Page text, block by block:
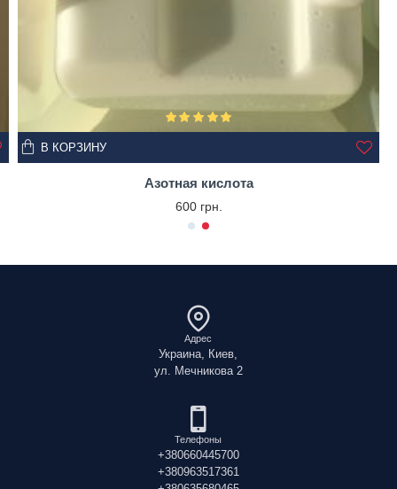
Азотная кислота
600 грн.
В КОРЗИНУ
Адрес
Украина, Киев,
ул. Мечникова 2
Телефоны
+380660445700
+380963517361